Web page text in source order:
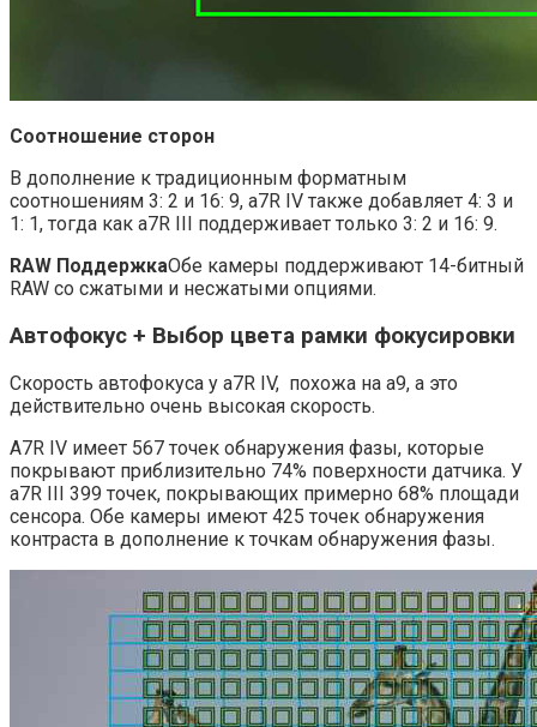
Соотношение сторон
В дополнение к традиционным форматным
соотношениям 3: 2 и 16: 9, a7R IV также добавляет 4: 3 и
1: 1, тогда как a7R III поддерживает только 3: 2 и 16: 9.
RAW ПоддержкаОбе камеры поддерживают 14-битный
RAW со сжатыми и несжатыми опциями.
Автофокус + Выбор цвета рамки фокусировки
Скорость автофокуса у a7R IV, похожа на a9, а это
действительно очень высокая скорость.
A7R IV имеет 567 точек обнаружения фазы, которые
покрывают приблизительно 74% поверхности датчика. У
a7R III 399 точек, покрывающих примерно 68% площади
сенсора. Обе камеры имеют 425 точек обнаружения
контраста в дополнение к точкам обнаружения фазы.